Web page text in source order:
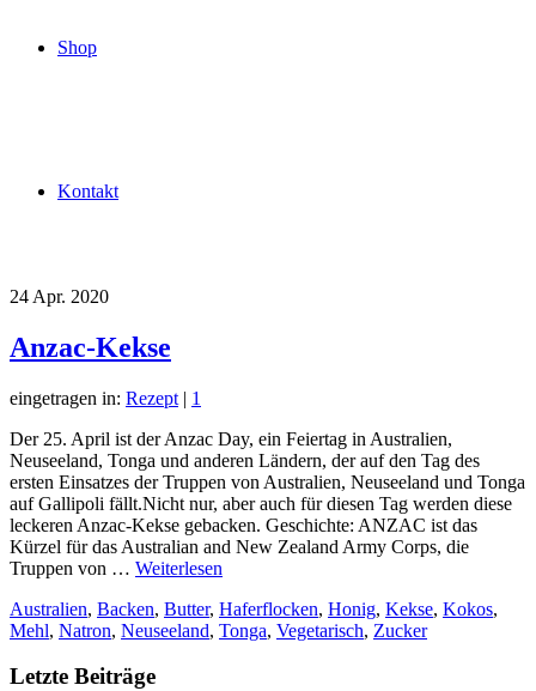
Shop
Kontakt
24 Apr. 2020
Anzac-Kekse
eingetragen in: Rezept | 1
Der 25. April ist der Anzac Day, ein Feiertag in Australien,
Neuseeland, Tonga und anderen Ländern, der auf den Tag des
ersten Einsatzes der Truppen von Australien, Neuseeland und Tonga
auf Gallipoli fällt.Nicht nur, aber auch für diesen Tag werden diese
leckeren Anzac-Kekse gebacken. Geschichte: ANZAC ist das
Kürzel für das Australian and New Zealand Army Corps, die
Truppen von … Weiterlesen
Australien, Backen, Butter, Haferflocken, Honig, Kekse, Kokos,
Mehl, Natron, Neuseeland, Tonga, Vegetarisch, Zucker
Letzte Beiträge